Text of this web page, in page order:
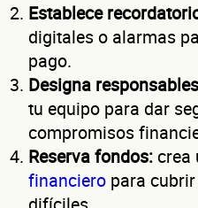
Establece
digitales o alarmas
pago.
Designa
tu equipo para dar
compromisos
Reserva fondos:crea
financiero para
No te preocupes, evaluamos cada